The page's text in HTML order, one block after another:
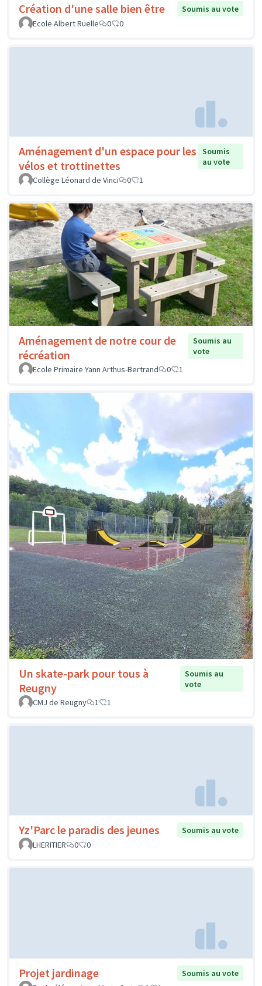
Création d'une salle bien être
Soumis au vote
Ecole Albert Ruelle
0 0
Aménagement d'un espace pour les
vélos et trottinettes
Soumis
au vote
Collège Léonard de Vinci
0 1
Aménagement de notre cour de
récréation
Soumis au
vote
Ecole Primaire Yann Arthus-Bertrand
0 1
Un skate-park pour tous à
Reugny
Soumis au
vote
CMJ de Reugny
1 1
Yz'Parc le paradis des jeunes
Soumis au vote
LHERITIER
0 0
Projet jardinage
Soumis au vote